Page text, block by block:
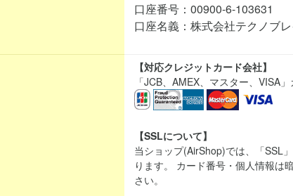
口座番号：00900-6-103631
口座名義：株式会社テクノブ
【対応クレジットカード会社】
「JCB、AMEX、マスター、VISA
【SSLについて】
当ショップ(AirShop)では、「SSL
ります。 カード番号・個人情報は
さい。